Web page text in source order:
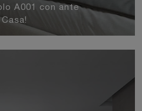
A001 con ante